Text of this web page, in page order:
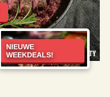
NIEUWE
WEEKDEALS!